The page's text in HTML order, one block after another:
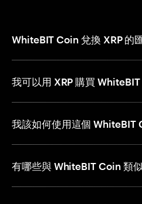
WhiteBIT Coin 兌換 XRP 的
我可以用 XRP 購買 WhiteBIT
我該如何使用這個 WhiteBIT
有哪些與 WhiteBIT Coin 類